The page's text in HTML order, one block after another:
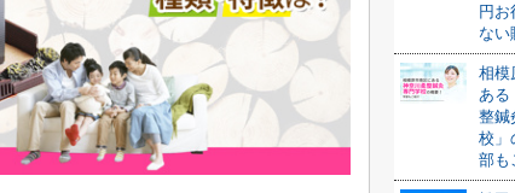
円お
ない
相模
ある
整鍼
校」
部も